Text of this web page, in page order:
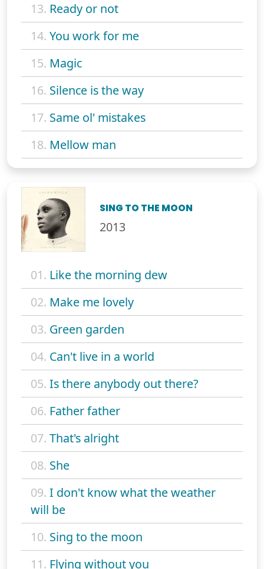
13. Ready or not
14. You work for me
15. Magic
16. Silence is the way
17. Same ol' mistakes
18. Mellow man
SING TO THE MOON
2013
01. Like the morning dew
02. Make me lovely
03. Green garden
04. Can't live in a world
05. Is there anybody out there?
06. Father father
07. That's alright
08. She
09. I don't know what the weather
will be
10. Sing to the moon
11. Flying without you